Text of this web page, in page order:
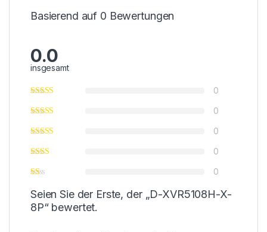
Basierend auf 0 Bewertungen
0.0
insgesamt
0
0
0
0
0
Seien Sie der Erste, der „D-XVR5108H-X-
8P“ bewertet.